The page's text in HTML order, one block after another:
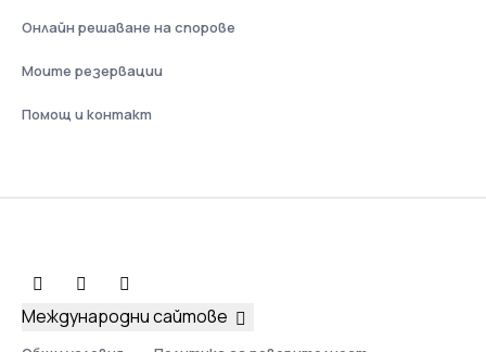
Онлайн решаване на спорове
Моите резервации
Помощ и контакт
Международни сайтове